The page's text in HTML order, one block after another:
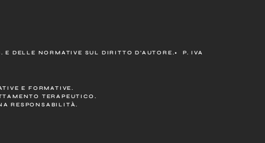
DELLE NORMATIVE SUL DIRITTO D’AUTORE.• P. IVA
E FORMATIVE.
TERAPEUTICO.
RESPONSABILITÀ.